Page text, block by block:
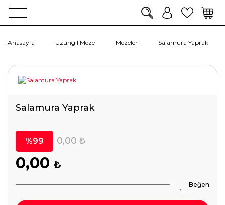
Anasayfa Uzungil Meze Mezeler Salamura Yaprak
Salamura Yaprak
%99 0,00 ₺
0,00 ₺